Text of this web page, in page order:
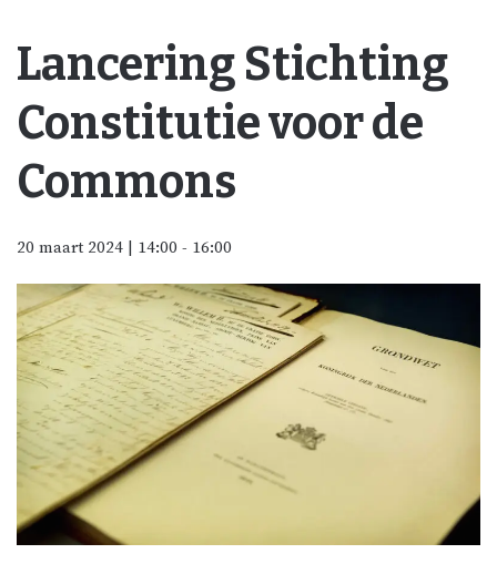
Lancering Stichting
Constitutie voor de
Commons
20 maart 2024 | 14:00 - 16:00